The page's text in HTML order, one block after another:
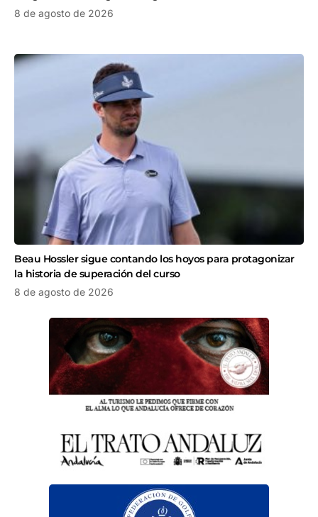
8 de agosto de 2026
Beau Hossler sigue contando los hoyos para protagonizar
la historia de superación del curso
8 de agosto de 2026